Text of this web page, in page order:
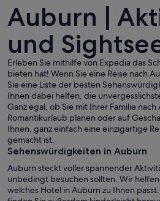
Ein
Auburn |
und
Erleben Sie mithilfe von Expedia das
bieten hat! Wenn Sie eine Reise nach
Sie eine Liste der besten
Ihnen dabei helfen, die
Ganz egal, ob Sie mit Ihrer Familie
Romantikurlaub planen oder auf
Ihnen, ganz einfach eine einzigartige
gemacht ist.
Sehenswürdigkeiten in Auburn
Auburn steckt voller spannender
unbedingt besuchen sollten. Wir
welches Hotel in Auburn zu Ihnen